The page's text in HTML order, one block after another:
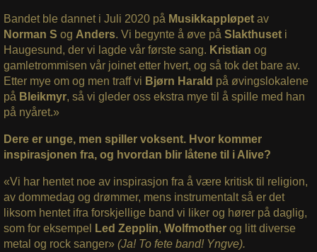
Bandet ble dannet i Juli 2020 på Musikkappløpet av
Norman S og Anders. Vi begynte å øve på Slakthuset i
Haugesund, der vi lagde vår første sang. Kristian og
gamletrommisen vår joinet etter hvert, og så tok det bare av.
Etter mye om og men traff vi Bjørn Harald på øvingslokalene
på Bleikmyr, så vi gleder oss ekstra mye til å spille med han
på nyåret.»
Dere er unge, men spiller voksent. Hvor kommer
inspirasjonen fra, og hvordan blir låtene til i Alive?
«Vi har hentet noe av inspirasjon fra å være kritisk til religion,
av dommedag og drømmer, mens instrumentalt så er det
liksom hentet ifra forskjellige band vi liker og hører på daglig,
som for eksempel
Led Zepplin, Wolfmother og litt diverse
metal og rock sanger» (Ja! To fete band! Yngve).